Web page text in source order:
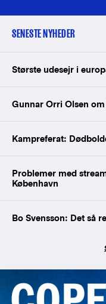
SENESTE NYHEDER
Største udesejr i
Gunnar Orri Olsen
Kampreferat:
Problemer med
København
Bo Svensson: Det så